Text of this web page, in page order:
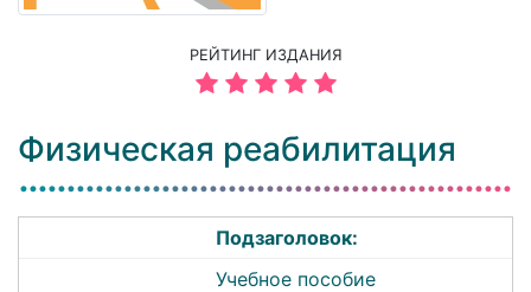
РЕЙТИНГ ИЗДАНИЯ
Физическая реабилитация
Подзаголовок:
Учебное пособие